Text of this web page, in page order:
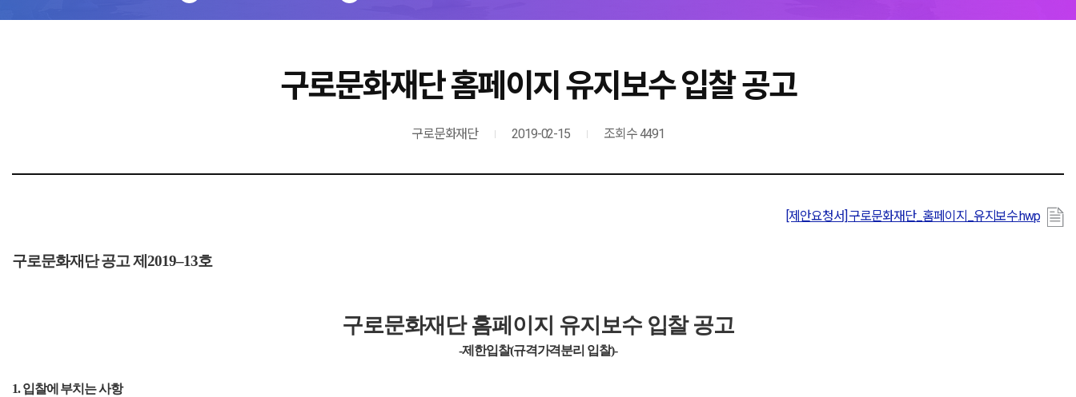
구로문화재단 홈페이지 유지보수 입찰 공고
구로문화재단 2019-02-15 조회수 4491
[제안요청서] 구로문화재단_홈페이지_유지보수.hwp
구로문화재단 공고 제2019–13호
구로문화재단 홈페이지 유지보수 입찰 공고
-제한입찰(규격가격분리 입찰)-
1. 입찰에 부치는 사항